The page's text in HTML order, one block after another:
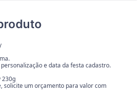
e data da festa cadastro.
230g
solicite um orçamento para valor com